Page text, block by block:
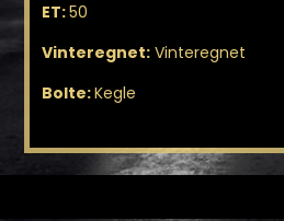
ET:50
Vinteregnet: Vinteregnet
Bolte:Kegle